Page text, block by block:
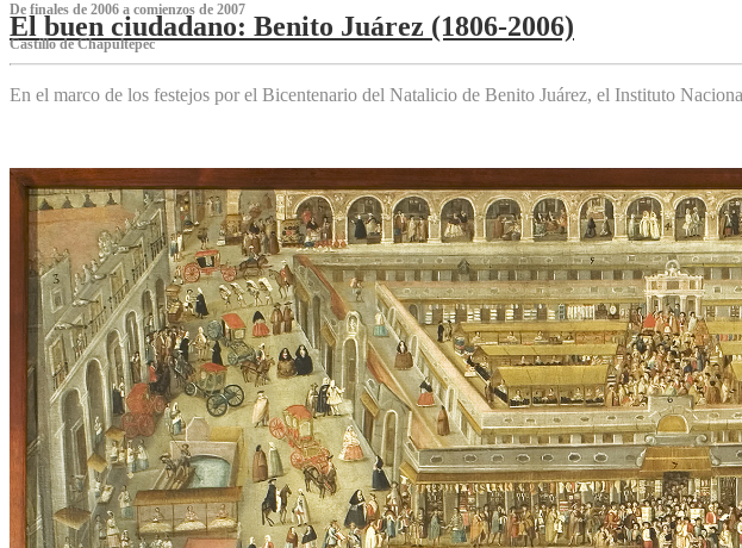
De finales de 2006 a comienzos de 2007
El buen ciudadano: Benito Juárez (1806-2006)
Castillo de Chapultepec
En el marco de los festejos por el Bicentenario del Natalicio de Benito Juárez, el Instituto